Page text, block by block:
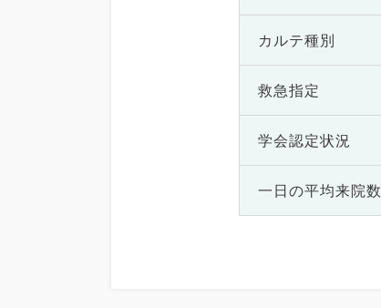
カルテ種別
救急指定
学会認定状況
一日の平均来院数